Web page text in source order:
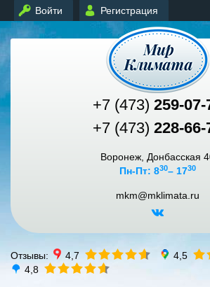
Войти Регистрация
+7 (473) 259-07-
+7 (473) 228-66-
Воронеж, Донбасская
Пн-Пт: 830– 1730
mkm@mklimata.ru
Отзывы: 4,7
4,5
4,8